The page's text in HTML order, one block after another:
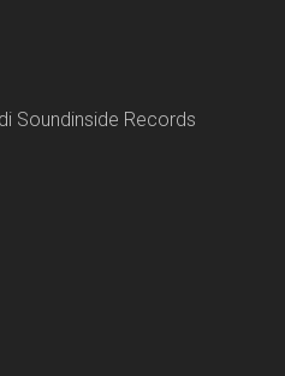
Soundinside Records